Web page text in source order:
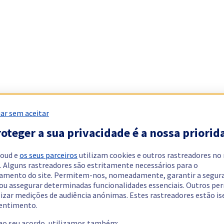
sem aceitar
a sua privacidade é a nossa
e os seus parceiros utilizam cookies e outros rastreadores no
Alguns rastreadores são estritamente necessários para o
do site. Permitem-nos, nomeadamente, garantir a
assegurar determinadas funcionalidades essenciais. Outros
medições de audiência anónimas. Estes rastreadores estão